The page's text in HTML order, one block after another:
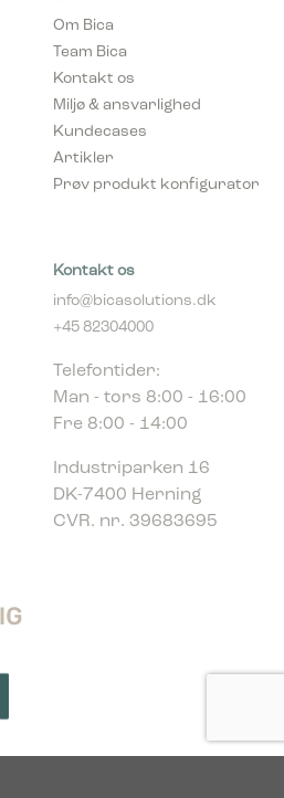
Om Bica
Team Bica
Kontakt os
Miljø & ansvarlighed
Kundecases
Artikler
Prøv produkt konfigurator
+45 82304000
Man - tors 8:00 - 16:00
Fre 8:00 - 14:00
DK-7400 Herning
CVR. nr. 39683695